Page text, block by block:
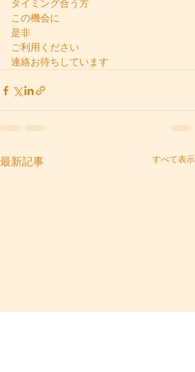
タイミング合う方
この機会に
是非
ご利用ください
連絡お待ちしています
最新記事 すべて表示